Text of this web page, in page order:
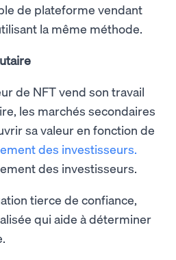
de plateforme vendant
la même méthode.
de NFT vend son travail
les marchés secondaires
sa valeur en fonction de
des investisseurs.
des investisseurs.
tierce de confiance,
qui aide à déterminer